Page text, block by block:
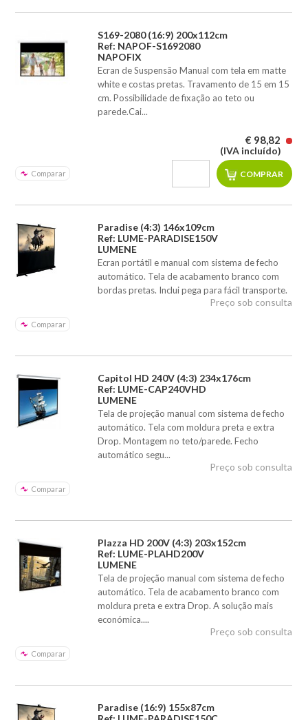
S169-2080 (16:9) 200x112cm
Ref: NAPOF-S1692080
NAPOFIX
Ecran de Suspensão Manual com tela em matte
white e costas pretas. Travamento de 15 em 15
cm. Possibilidade de fixação ao teto ou
parede.Cai...
Comparar
€ 98,82
(IVA incluído)
Paradise (4:3) 146x109cm
Ref: LUME-PARADISE150V
LUMENE
Ecran portátil e manual com sistema de fecho
automático. Tela de acabamento branco com
bordas pretas. Inclui pega para fácil transporte.
Comparar
Preço sob consulta
Capitol HD 240V (4:3) 234x176cm
Ref: LUME-CAP240VHD
LUMENE
Tela de projeção manual com sistema de fecho
automático. Tela com moldura preta e extra
Drop. Montagem no teto/parede. Fecho
automático segu...
Comparar
Preço sob consulta
Plazza HD 200V (4:3) 203x152cm
Ref: LUME-PLAHD200V
LUMENE
Tela de projeção manual com sistema de fecho
automático. Tela de acabamento branco com
moldura preta e extra Drop. A solução mais
económica....
Comparar
Preço sob consulta
Paradise (16:9) 155x87cm